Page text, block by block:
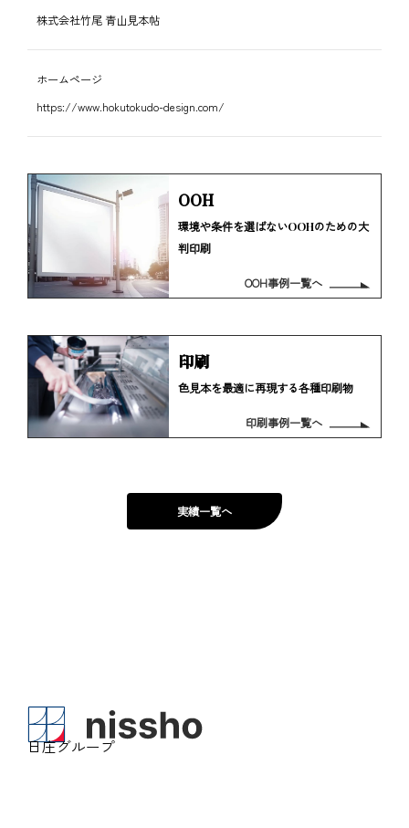
株式会社竹尾 青山見本帖
ホームページ
https://www.hokutokudo-design.com/
OOH
環境や条件を選ばないOOHのための大
判印刷
OOH事例一覧へ
印刷
色見本を最適に再現する各種印刷物
印刷事例一覧へ
実績一覧へ
日庄グループ